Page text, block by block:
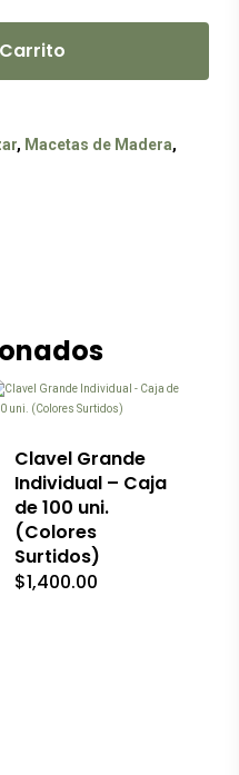
, Macetas de Madera,
Clavel Grande
Individual – Caja
de 100 uni.
(Colores
Surtidos)
$1,400.00